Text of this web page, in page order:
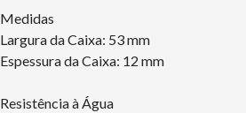
Medidas
Largura da Caixa: 53 mm
Espessura da Caixa: 12 mm
Resistência à Água